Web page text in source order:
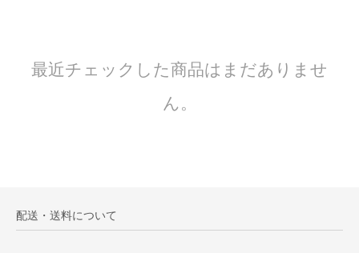
最近チェックした商品はまだありませ
ん。
配送・送料について